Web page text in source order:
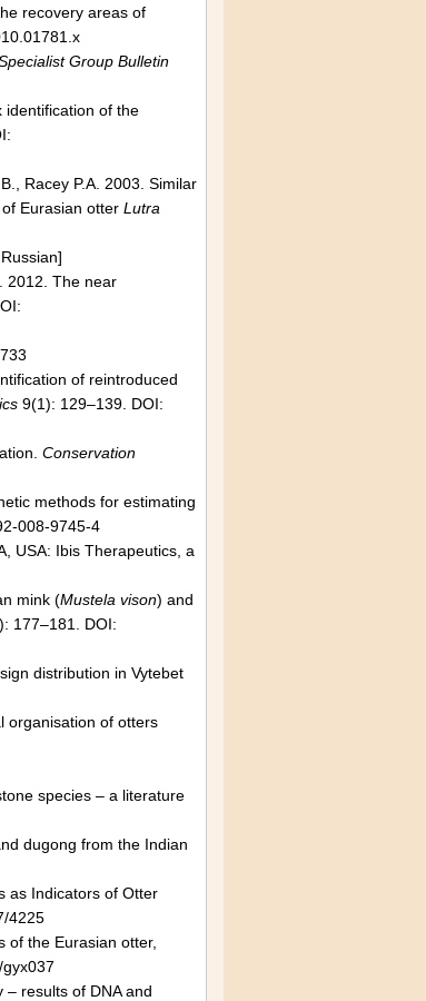
recovery areas of
Group Bulletin
identification of the
Racey P.A. 2003. Similar
Eurasian otter Lutra
2012. The near
of reintroduced
9(1): 129–139. DOI:
Conservation
methods for estimating
008-9745-4
USA: Ibis Therapeutics, a
mink (Mustela vison) and
177–181. DOI:
distribution in Vytebet
organisation of otters
species – a literature
dugong from the Indian
as Indicators of Otter
4225
of the Eurasian otter,
results of DNA and